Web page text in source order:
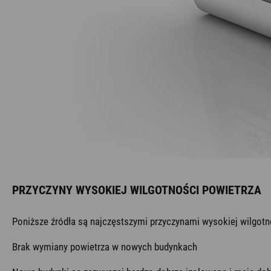
PRZYCZYNY WYSOKIEJ WILGOTNOŚCI POWIETRZA
Poniższe źródła są najczęstszymi przyczynami wysokiej
Brak wymiany powietrza w nowych budynkach